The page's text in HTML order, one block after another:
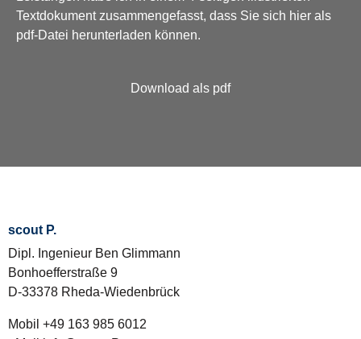
Textdokument zusammengefasst, dass Sie sich hier als
pdf-Datei herunterladen können.
Download als pdf
scout P.
Dipl. Ingenieur Ben Glimmann
Bonhoefferstraße 9
D-33378 Rheda-Wiedenbrück
Mobil +49 163 985 6012